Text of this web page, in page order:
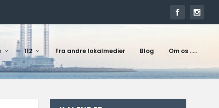
112 Fra andre lokalmedier Blog Om os …..